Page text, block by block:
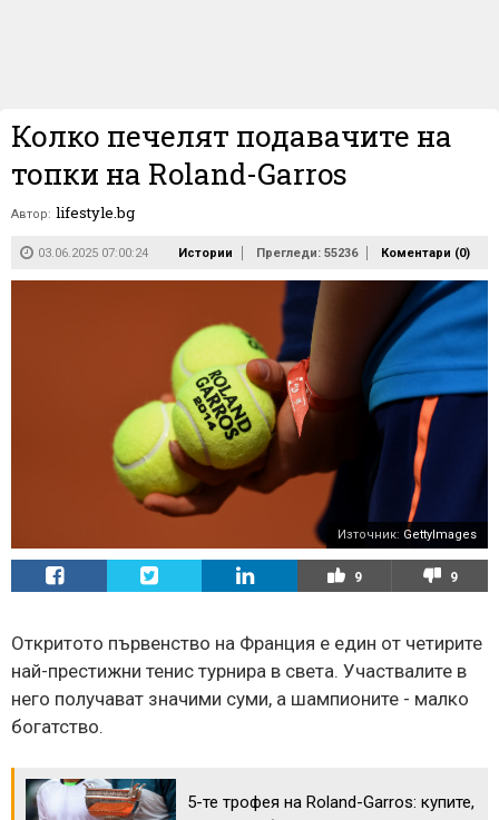
Колко печелят подавачите на
топки на Roland-Garros
Автор: lifestyle.bg
03.06.2025 07:00:24 Истории Прегледи: 55236 Коментари (0)
Източник: GettyImages
9 9
Откритото първенство на Франция е един от четирите
най-престижни тенис турнира в света. Участвалите в
него получават значими суми, а шампионите - малко
богатство.
5-те трофея на Roland-Garros: купите,